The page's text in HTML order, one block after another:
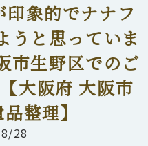
印象的でナナフ
うと思っていま
市生野区でのご
大阪府 大阪市
整理】
28